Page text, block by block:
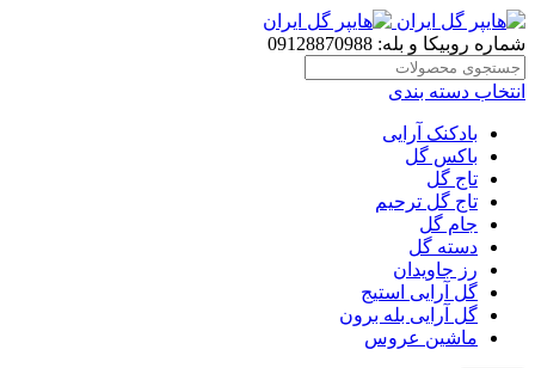
شماره روبیکا و بله: 09128870988
انتخاب دسته بندی
بادکنک آرایی
باکس گل
تاج گل
تاج گل ترحیم
جام گل
دسته گل
رز جاویدان
گل آرایی استیج
گل آرایی بله برون
ماشین عروس